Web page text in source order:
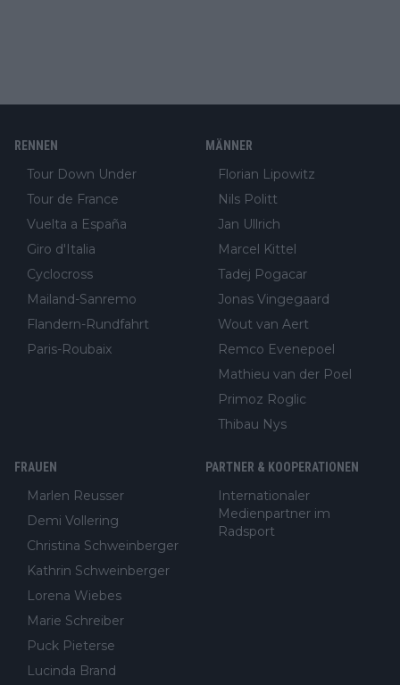
RENNEN
Tour Down Under
Tour de France
Vuelta a España
Giro d'Italia
Cyclocross
Mailand-Sanremo
Flandern-Rundfahrt
Paris-Roubaix
MÄNNER
Florian Lipowitz
Nils Politt
Jan Ullrich
Marcel Kittel
Tadej Pogacar
Jonas Vingegaard
Wout van Aert
Remco Evenepoel
Mathieu van der Poel
Primoz Roglic
Thibau Nys
FRAUEN
Marlen Reusser
Demi Vollering
Christina Schweinberger
Kathrin Schweinberger
Lorena Wiebes
Marie Schreiber
Puck Pieterse
Lucinda Brand
PARTNER & KOOPERATIONEN
Internationaler
Medienpartner im
Radsport